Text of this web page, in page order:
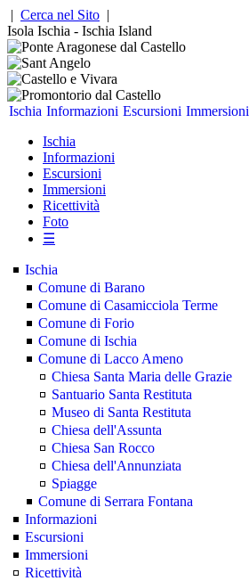
| Cerca nel Sito |
Isola Ischia - Ischia Island
Ischia Informazioni Escursioni Immersioni
Ischia
Informazioni
Escursioni
Immersioni
Ricettività
Foto
☰
Ischia
Comune di Barano
Comune di Casamicciola Terme
Comune di Forio
Comune di Ischia
Comune di Lacco Ameno
Chiesa Santa Maria delle Grazie
Santuario Santa Restituta
Museo di Santa Restituta
Chiesa dell'Assunta
Chiesa San Rocco
Chiesa dell'Annunziata
Spiagge
Comune di Serrara Fontana
Informazioni
Escursioni
Immersioni
Ricettività